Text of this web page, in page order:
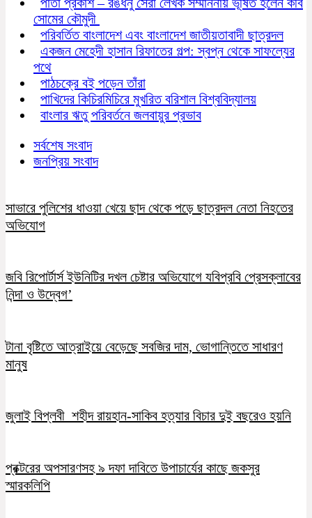
সোমের কৌমুদী
পরিবর্তিত বাংলাদেশ এবং বাংলাদেশ জাতীয়তাবাদী ছাত্রদল
একজন মেহেদী হাসান রিফাতের গল্প: স্বপ্ন থেকে সাফল্যের
পথে
পাঠচক্রে বই পড়েন তাঁরা
পাখিদের কিচিরমিচিরে মুখরিত বরিশাল বিশ্ববিদ্যালয়
বাংলার ঋতু পরিবর্তনে জলবায়ুর প্রভাব
সর্বশেষ সংবাদ
জনপ্রিয় সংবাদ
সাভারে পুলিশের ধাওয়া খেয়ে ছাদ থেকে পড়ে ছাত্রদল নেতা নিহতের
অভিযোগ
জবি রিপোর্টার্স ইউনিটির দখল চেষ্টার অভিযোগে যবিপ্রবি প্রেসক্লাবের
নিন্দা ও উদ্বেগ’
টানা বৃষ্টিতে আত্রাইয়ে বেড়েছে সবজির দাম, ভোগান্তিতে সাধারণ
মানুষ
জুলাই বিপ্লবী শহীদ রায়হান-সাকিব হত্যার বিচার দুই বছরেও হয়নি
প্রক্টরের অপসারণসহ ৯ দফা দাবিতে উপাচার্যের কাছে জকসুর
স্মারকলিপি